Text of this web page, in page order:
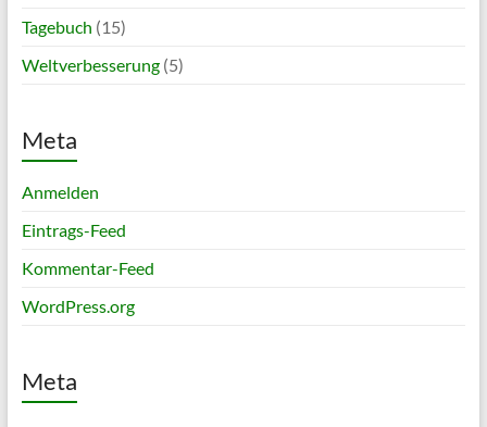
Tagebuch (15)
Weltverbesserung(5)
Meta
Anmelden
Eintrags-Feed
Kommentar-Feed
WordPress.org
Meta